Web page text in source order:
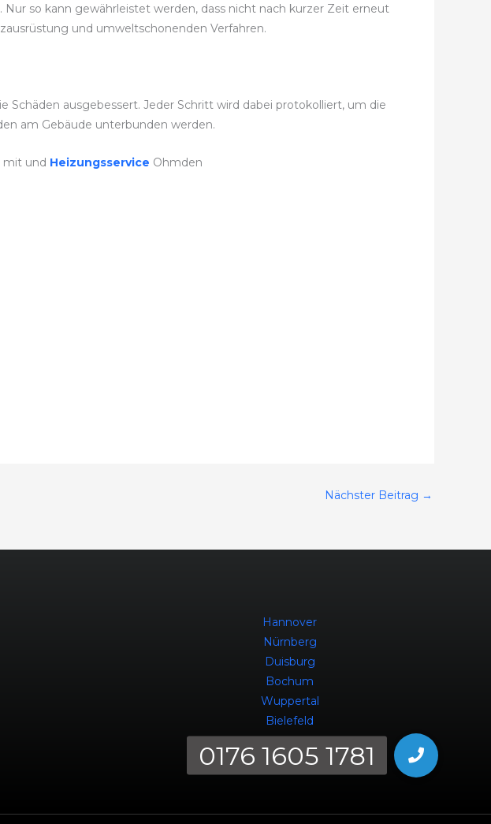
so kann gewährleistet werden, dass nicht nach kurzer Zeit erneut
und umweltschonenden Verfahren.
ausgebessert. Jeder Schritt wird dabei protokolliert, um die
am Gebäude unterbunden werden.
mit und Heizungsservice Ohmden
Nächster Beitrag →
Hannover
Nürnberg
Duisburg
Bochum
Wuppertal
Bielefeld